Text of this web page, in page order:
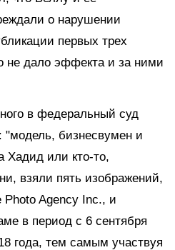
о нарушении
первых трех
не дало эффекта и за ними
в федеральный суд
"модель, бизнесвумен и
Хадид или кто-то,
взяли пять изображений,
Agency Inc., и
в период с 6 сентября
года, тем самым участвуя